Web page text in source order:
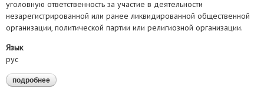
уголовную ответственность за участие в деятельности
незарегистрированной или ранее ликвидированной общественной
организации, политической партии или религиозной организации.
Язык
рус
подробнее о обращение к спецдокладчикам оон по ст. 193-1